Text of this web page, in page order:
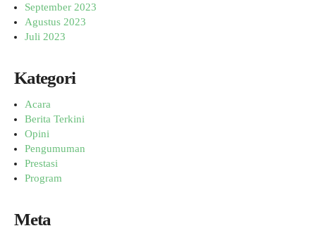
September 2023
Agustus 2023
Juli 2023
Kategori
Acara
Berita Terkini
Opini
Pengumuman
Prestasi
Program
Meta